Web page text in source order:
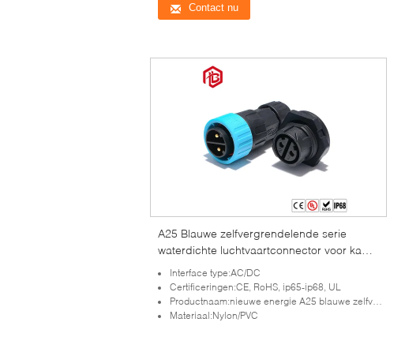
Contact nu
A25 Blauwe zelfvergrendelende serie
waterdichte luchtvaartconnector voor kabel
3000 paringscycli
Interface type:AC/DC
Certificeringen:CE, RoHS, ip65-ip68, UL
Productnaam:nieuwe energie A25 blauwe zelfvergrendelende serie waterdicht vliegtuigpers type aansluiting
Materiaal:Nylon/PVC